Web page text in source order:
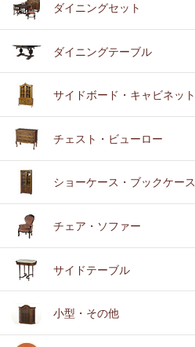
ダイニングセット
ダイニングテーブル
サイドボード・キャビネット
チェスト・ビューロー
ショーケース・ブックケース
チェア・ソファー
サイドテーブル
小型・その他